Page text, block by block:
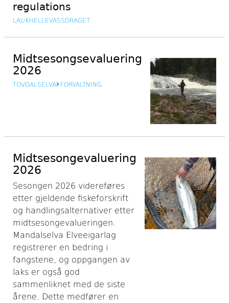
regulations
LAUKHELLEVASSDRAGET
Midtsesongsevaluering
2026
TOVDALSELVA FORVALTNING
Midtsesongevaluering
2026
Sesongen 2026 videreføres
etter gjeldende fiskeforskrift
og handlingsalternativer etter
midtsesongevalueringen.
Mandalselva Elveeigarlag
registrerer en bedring i
fangstene, og oppgangen av
laks er også god
sammenliknet med de siste
årene. Dette medfører en